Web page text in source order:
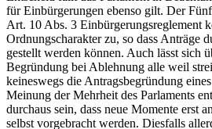
für Einbürgerungen ebenso gilt. Der
Art. 10 Abs. 3 Einbürgerungsreglement
Ordnungscharakter zu, so dass Anträge
gestellt werden können. Auch lässt sich
Begründung bei Ablehnung alle weil
keineswegs die Antragsbegründung
Meinung der Mehrheit des Parlaments
durchaus sein, dass neue Momente erst
selbst vorgebracht werden. Diesfalls